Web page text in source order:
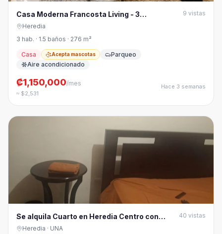
Casa Moderna Francosta Living - 3
Habitaciones
9 vistas
Heredia
3 hab. · 1.5 baños · 276 m²
Casa Acepta mascotas
Parqueo
Aire acondicionado
₡1,150,000/mes
≈ $2,531
Hace 3 semanas
Se alquila Cuarto en Heredia Centro con
TODOS los servicios
40 vistas
Heredia · UNA